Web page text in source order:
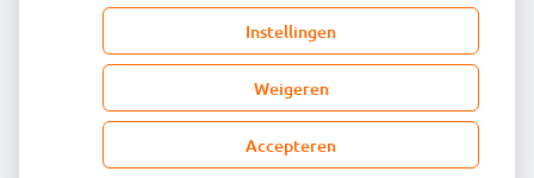
toegestuurde rekening van de apotheek?
declaratie@acdaphagroep.nl
Instellingen
Weigeren
Accepteren